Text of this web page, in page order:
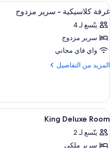
سرير
مزدوج
(Winter
Garden)
استعراض
جميع
صور
غرفة
كلاسيكية
-
4
غرفة كلاسيكية - سرير مزدوج
يتّسع لـ 4
سرير مزدوج
واي فاي مجاني
المزيد من التفاصيل
المزيد
غرفة
كلاسيكية
-
مزدوج
استعراض
جميع
صور
5
King Deluxe Room
يتّسع لـ 2
سرير ملكي